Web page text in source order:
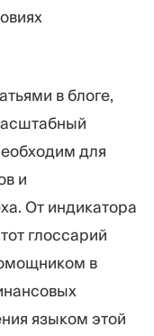
в блоге,
для
и
От индикатора
глоссарий
в
языком этой